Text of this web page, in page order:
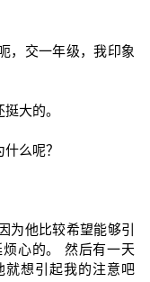
，交一年级，我印象
大的。
么呢？
为他比较希望能够引
心的。 然后有一天
就想引起我的注意吧